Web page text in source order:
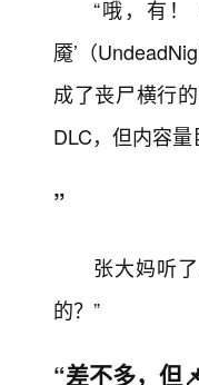
“哦，有
魇’（
成了丧尸横行
DLC，但内容量
”
张大妈听
的？”
“差不多，但